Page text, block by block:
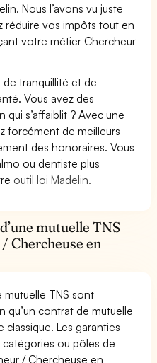
Nous l’avons vu juste
réduire vos impôts tout en
votre métier Chercheur
de tranquillité et de
Vous avez des
s’affaiblit ? Avec une
forcément de meilleurs
des honoraires. Vous
ou dentiste plus
outil loi Madelin.
mutuelle TNS
Chercheuse en
mutuelle TNS sont
qu’un contrat de mutuelle
classique. Les garanties
ou pôles de
/ Chercheuse en